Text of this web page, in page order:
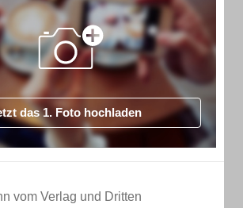
das 1. Foto hochladen
vom Verlag und Dritten